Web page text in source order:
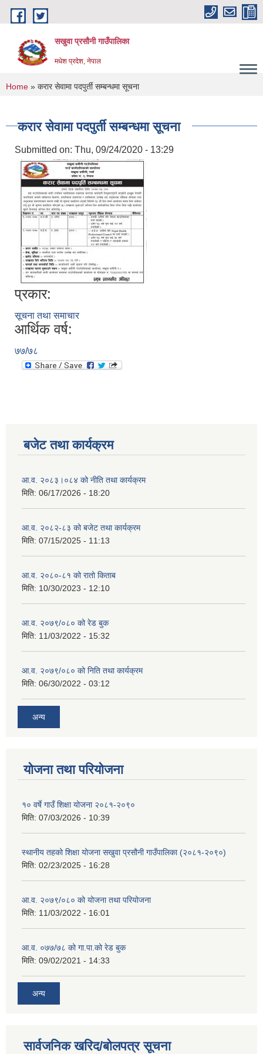
Skip to main content
सखुवा प्रसौनी गाउँपालिका
मधेश प्रदेश, नेपाल
You are here
Home » करार सेवामा पदपुर्ती सम्बन्धमा सूचना
करार सेवामा पदपुर्ती सम्बन्धमा सूचना
Submitted on: Thu, 09/24/2020 - 13:29
प्रकार:
सूचना तथा समाचार
आर्थिक वर्ष:
७७/७८
बजेट तथा कार्यक्रम
आ.व. २०८३।०८४ को नीति तथा कार्यक्रम
मिति: 06/17/2026 - 18:20
आ.व. २०८२-८३ को बजेट तथा कार्यक्रम
मिति: 07/15/2025 - 11:13
आ.व. २०८०-८१ को रातो किताब
मिति: 10/30/2023 - 12:10
आ.व. २०७९/०८० को रेड बुक
मिति: 11/03/2022 - 15:32
आ.व. २०७९/०८० को निति तथा कार्यक्रम
मिति: 06/30/2022 - 03:12
अन्य
योजना तथा परियोजना
१० वर्षे गाउँ शिक्षा योजना २०८१-२०९०
मिति: 07/03/2026 - 10:39
स्थानीय तहको शिक्षा योजना सखुवा प्रसौनी गाउँपालिका (२०८१-२०९०)
मिति: 02/23/2025 - 16:28
आ.व. २०७९/०८० को योजना तथा परियोजना
मिति: 11/03/2022 - 16:01
आ.व. ०७७/७८ को गा.पा.को रेड बुक
मिति: 09/02/2021 - 14:33
अन्य
सार्वजनिक खरिद/बोलपत्र सूचना